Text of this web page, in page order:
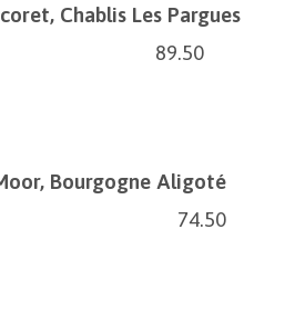
Chablis Les Pargues
89.50
Bourgogne Aligoté
74.50